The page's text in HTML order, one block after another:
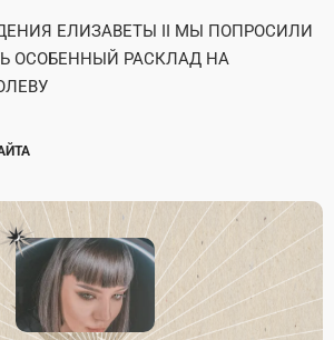
ЕЛИЗАВЕТЫ II МЫ ПОПРОСИЛИ
ОСОБЕННЫЙ РАСКЛАД НА